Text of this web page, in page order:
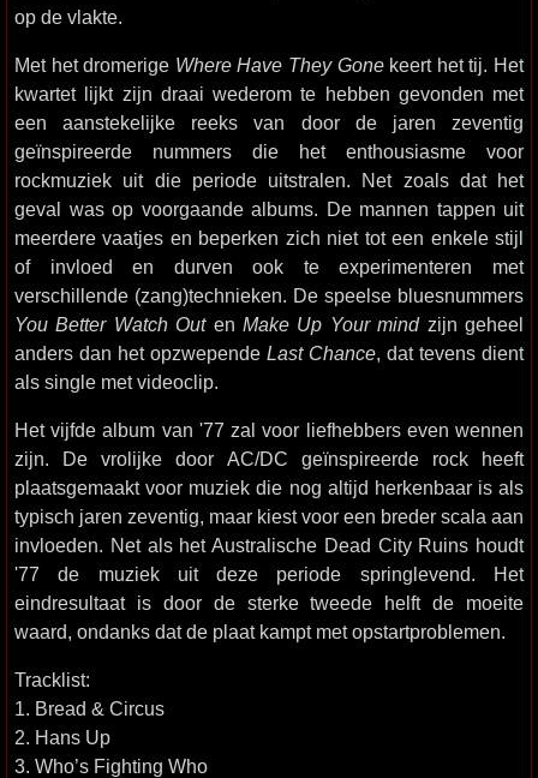
op de vlakte.
Met het dromerige Where Have They Gonekeert het tij. Het
kwartet lijkt zijn draai wederom te hebben gevonden met
een aanstekelijke reeks van door de jaren zeventig
geïnspireerde nummers die het enthousiasme voor
rockmuziek uit die periode uitstralen. Net zoals dat het
geval was op voorgaande albums. De mannen tappen uit
meerdere vaatjes en beperken zich niet tot een enkele stijl
of invloed en durven ook te experimenteren met
verschillende (zang)technieken. De speelse bluesnummers
You Better Watch OutenMake Up Your mindzijn geheel
anders dan het opzwepende Last Chance, dat tevens dient
als single met videoclip.
Het vijfde album van '77 zal voor liefhebbers even wennen
zijn. De vrolijke door AC/DC geïnspireerde rock heeft
plaatsgemaakt voor muziek die nog altijd herkenbaar is als
typisch jaren zeventig, maar kiest voor een breder scala aan
invloeden. Net als het Australische Dead City Ruins houdt
'77 de muziek uit deze periode springlevend. Het
eindresultaat is door de sterke tweede helft de moeite
waard, ondanks dat de plaat kampt met opstartproblemen.
Tracklist:
1. Bread & Circus
2. Hans Up
3. Who’s Fighting Who